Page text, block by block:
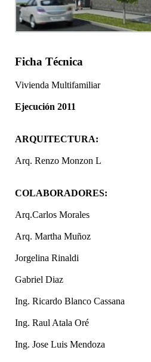
Ficha Técnica
Vivienda Multifamiliar
Ejecución 2011
ARQUITECTURA:
Arq. Renzo Monzon L
COLABORADORES:
Arq.Carlos Morales
Arq. Martha Muñoz
Jorgelina Rinaldi
Gabriel Diaz
Ing. Ricardo Blanco Cassana
Ing. Raul Atala Oré
Ing. Jose Luis Mendoza